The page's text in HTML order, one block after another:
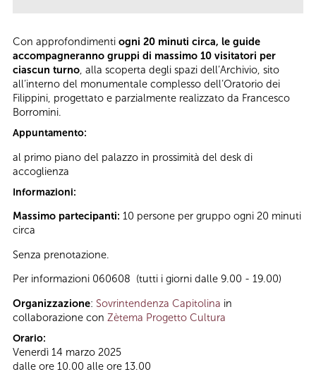
Con approfondimenti ogni 20 minuti circa, le guide
accompagneranno gruppi di massimo 10 visitatori per
ciascun turno, alla scoperta degli spazi dell’Archivio, sito
all’interno del monumentale complesso dell’Oratorio dei
Filippini, progettato e parzialmente realizzato da Francesco
Borromini.
Appuntamento:
al primo piano del palazzo in prossimità del desk di
accoglienza
Informazioni:
Massimo partecipanti: 10 persone per gruppo ogni 20 minuti
circa
Senza prenotazione.
Per informazioni 060608 (tutti i giorni dalle 9.00 - 19.00)
Organizzazione: Sovrintendenza Capitolina in
collaborazione con Zètema Progetto Cultura
Orario:
Venerdì 14 marzo 2025
dalle ore 10.00 alle ore 13.00